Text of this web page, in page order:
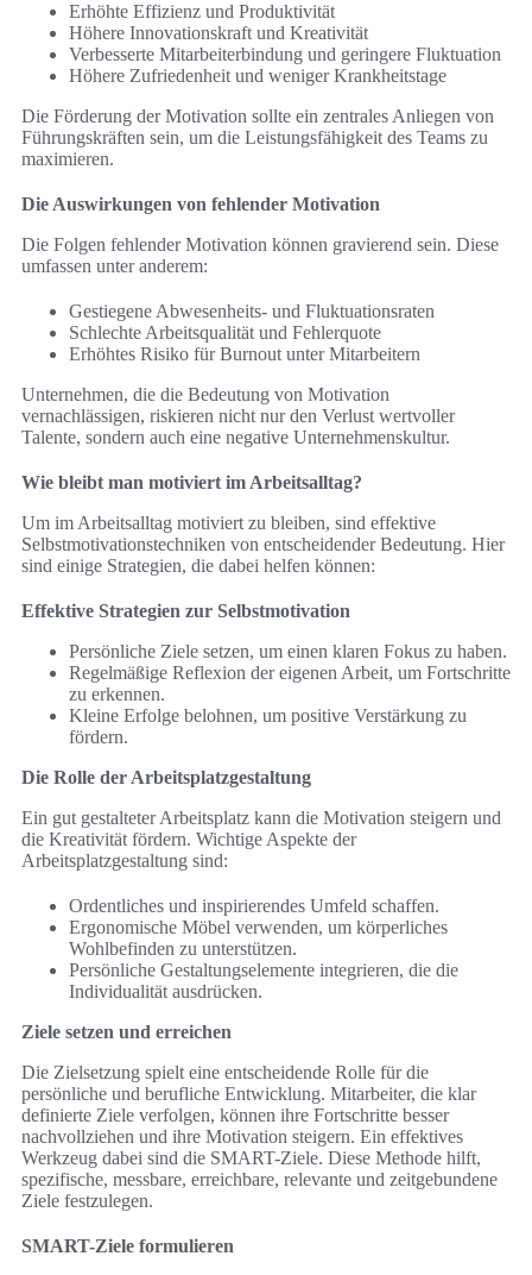
Erhöhte Effizienz und Produktivität
Höhere Innovationskraft und Kreativität
Verbesserte Mitarbeiterbindung und geringere Fluktuation
Höhere Zufriedenheit und weniger Krankheitstage
Die Förderung der Motivation sollte ein zentrales Anliegen von
Führungskräften sein, um die Leistungsfähigkeit des Teams zu
maximieren.
Die Auswirkungen von fehlender Motivation
Die Folgen fehlender Motivation können gravierend sein. Diese
umfassen unter anderem:
Gestiegene Abwesenheits- und Fluktuationsraten
Schlechte Arbeitsqualität und Fehlerquote
Erhöhtes Risiko für Burnout unter Mitarbeitern
Unternehmen, die die Bedeutung von Motivation
vernachlässigen, riskieren nicht nur den Verlust wertvoller
Talente, sondern auch eine negative Unternehmenskultur.
Wie bleibt man motiviert im Arbeitsalltag?
Um im Arbeitsalltag motiviert zu bleiben, sind effektive
Selbstmotivationstechniken von entscheidender Bedeutung. Hier
sind einige Strategien, die dabei helfen können:
Effektive Strategien zur Selbstmotivation
Persönliche Ziele setzen, um einen klaren Fokus zu haben.
Regelmäßige Reflexion der eigenen Arbeit, um Fortschritte
zu erkennen.
Kleine Erfolge belohnen, um positive Verstärkung zu
fördern.
Die Rolle der Arbeitsplatzgestaltung
Ein gut gestalteter Arbeitsplatz kann die Motivation steigern und
die Kreativität fördern. Wichtige Aspekte der
Arbeitsplatzgestaltung sind:
Ordentliches und inspirierendes Umfeld schaffen.
Ergonomische Möbel verwenden, um körperliches
Wohlbefinden zu unterstützen.
Persönliche Gestaltungselemente integrieren, die die
Individualität ausdrücken.
Ziele setzen und erreichen
Die Zielsetzung spielt eine entscheidende Rolle für die
persönliche und berufliche Entwicklung. Mitarbeiter, die klar
definierte Ziele verfolgen, können ihre Fortschritte besser
nachvollziehen und ihre Motivation steigern. Ein effektives
Werkzeug dabei sind die SMART-Ziele. Diese Methode hilft,
spezifische, messbare, erreichbare, relevante und zeitgebundene
Ziele festzulegen.
SMART-Ziele formulieren